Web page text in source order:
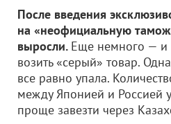
После введения
на «неофициальную
выросли. Еще немного — и
возить «серый» товар.
все равно упала.
между Японией и Россией
проще завезти через